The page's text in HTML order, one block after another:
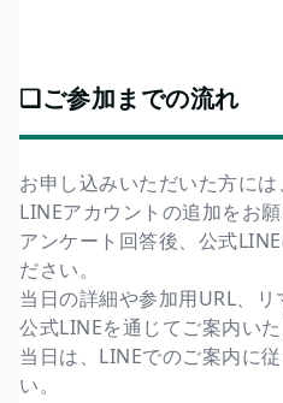
❏ご参加までの流れ
お申し込みいただいた方に
LINEアカウントの追加をお願
アンケート回答後、公式
ださい。
当日の詳細や参加用URL、リ
公式LINEを通じてご案内いた
当日は、LINEでのご案内に
い。